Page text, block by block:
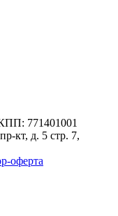
771401001
кт, д. 5 стр. 7,
оферта